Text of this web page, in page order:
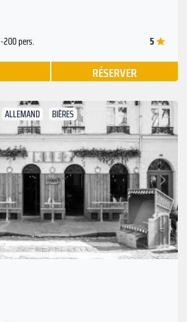
200 pers. 5
RÉSERVER
ALLEMAND BIÈRES
Suivant